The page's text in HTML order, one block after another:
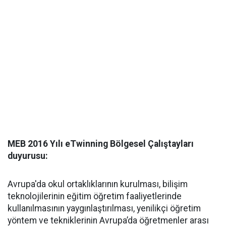
MEB 2016 Yılı eTwinning Bölgesel Çalıştayları
duyurusu:
Avrupa'da okul ortaklıklarının kurulması, bilişim
teknolojilerinin eğitim öğretim faaliyetlerinde
kullanılmasının yaygınlaştırılması, yenilikçi öğretim
yöntem ve tekniklerinin Avrupa’da öğretmenler arası